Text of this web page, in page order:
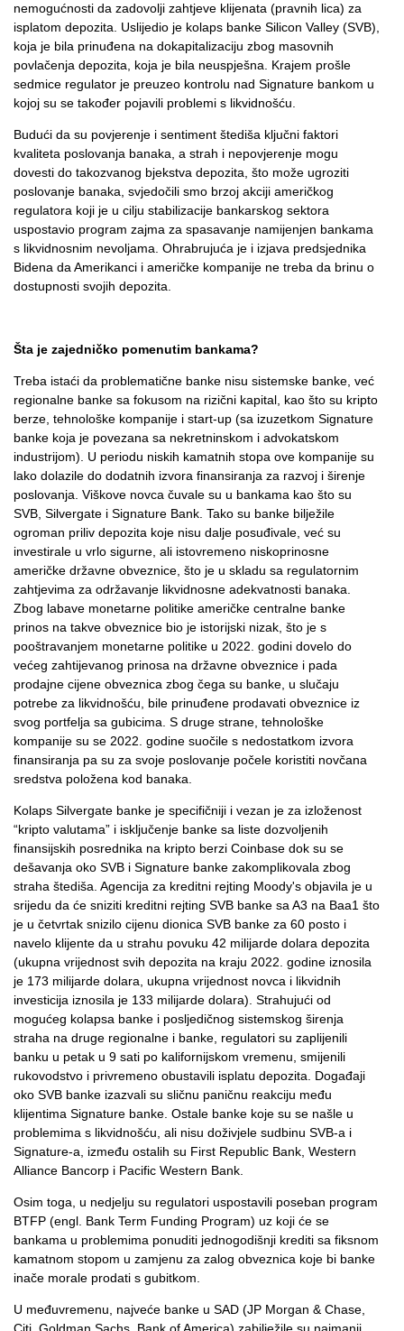
nemogućnosti da zadovolji zahtjeve klijenata (pravnih lica) za
isplatom depozita. Uslijedio je kolaps banke Silicon Valley (SVB),
koja je bila prinuđena na dokapitalizaciju zbog masovnih
povlačenja depozita, koja je bila neuspješna. Krajem prošle
sedmice regulator je preuzeo kontrolu nad Signature bankom u
kojoj su se također pojavili problemi s likvidnošću.
Budući da su povjerenje i sentiment štediša ključni faktori
kvaliteta poslovanja banaka, a strah i nepovjerenje mogu
dovesti do takozvanog bjekstva depozita, što može ugroziti
poslovanje banaka, svjedočili smo brzoj akciji američkog
regulatora koji je u cilju stabilizacije bankarskog sektora
uspostavio program zajma za spasavanje namijenjen bankama
s likvidnosnim nevoljama. Ohrabrujuća je i izjava predsjednika
Bidena da Amerikanci i američke kompanije ne treba da brinu o
dostupnosti svojih depozita.
Šta je zajedničko pomenutim bankama?
Treba istaći da problematične banke nisu sistemske banke, već
regionalne banke sa fokusom na rizični kapital, kao što su kripto
berze, tehnološke kompanije i start-up (sa izuzetkom Signature
banke koja je povezana sa nekretninskom i advokatskom
industrijom). U periodu niskih kamatnih stopa ove kompanije su
lako dolazile do dodatnih izvora finansiranja za razvoj i širenje
poslovanja. Viškove novca čuvale su u bankama kao što su
SVB, Silvergate i Signature Bank. Tako su banke bilježile
ogroman priliv depozita koje nisu dalje posuđivale, već su
investirale u vrlo sigurne, ali istovremeno niskoprinosne
američke državne obveznice, što je u skladu sa regulatornim
zahtjevima za održavanje likvidnosne adekvatnosti banaka.
Zbog labave monetarne politike američke centralne banke
prinos na takve obveznice bio je istorijski nizak, što je s
pooštravanjem monetarne politike u 2022. godini dovelo do
većeg zahtijevanog prinosa na državne obveznice i pada
prodajne cijene obveznica zbog čega su banke, u slučaju
potrebe za likvidnošću, bile prinuđene prodavati obveznice iz
svog portfelja sa gubicima. S druge strane, tehnološke
kompanije su se 2022. godine suočile s nedostatkom izvora
finansiranja pa su za svoje poslovanje počele koristiti novčana
sredstva položena kod banaka.
Kolaps Silvergate banke je specifičniji i vezan je za izloženost
“kripto valutama” i isključenje banke sa liste dozvoljenih
finansijskih posrednika na kripto berzi Coinbase dok su se
dešavanja oko SVB i Signature banke zakomplikovala zbog
straha štediša. Agencija za kreditni rejting Moody's objavila je u
srijedu da će sniziti kreditni rejting SVB banke sa A3 na Baa1 što
je u četvrtak snizilo cijenu dionica SVB banke za 60 posto i
navelo klijente da u strahu povuku 42 milijarde dolara depozita
(ukupna vrijednost svih depozita na kraju 2022. godine iznosila
je 173 milijarde dolara, ukupna vrijednost novca i likvidnih
investicija iznosila je 133 milijarde dolara). Strahujući od
mogućeg kolapsa banke i posljedičnog sistemskog širenja
straha na druge regionalne i banke, regulatori su zaplijenili
banku u petak u 9 sati po kalifornijskom vremenu, smijenili
rukovodstvo i privremeno obustavili isplatu depozita. Događaji
oko SVB banke izazvali su sličnu paničnu reakciju među
klijentima Signature banke. Ostale banke koje su se našle u
problemima s likvidnošću, ali nisu doživjele sudbinu SVB-a i
Signature-a, između ostalih su First Republic Bank, Western
Alliance Bancorp i Pacific Western Bank.
Osim toga, u nedjelju su regulatori uspostavili poseban program
BTFP (engl. Bank Term Funding Program) uz koji će se
bankama u problemima ponuditi jednogodišnji krediti sa fiksnom
kamatnom stopom u zamjenu za zalog obveznica koje bi banke
inače morale prodati s gubitkom.
U međuvremenu, najveće banke u SAD (JP Morgan & Chase,